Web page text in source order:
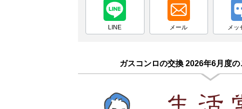
LINE メール メッ
ガスコンロの交換 2026年6月度の